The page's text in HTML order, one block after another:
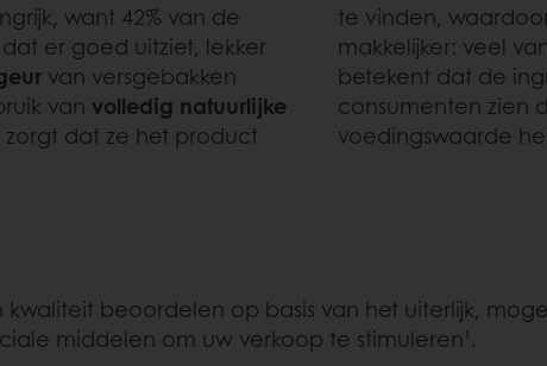
want 42% van de
er goed uitziet, lekker
van versgebakken
van volledig natuurlijke
dat ze het product
te vinden,
makkelijker: veel
betekent dat de
consumenten zien
voedingswaarde
beoordelen op basis van het uiterlijk,
middelen om uw verkoop te stimuleren¹.